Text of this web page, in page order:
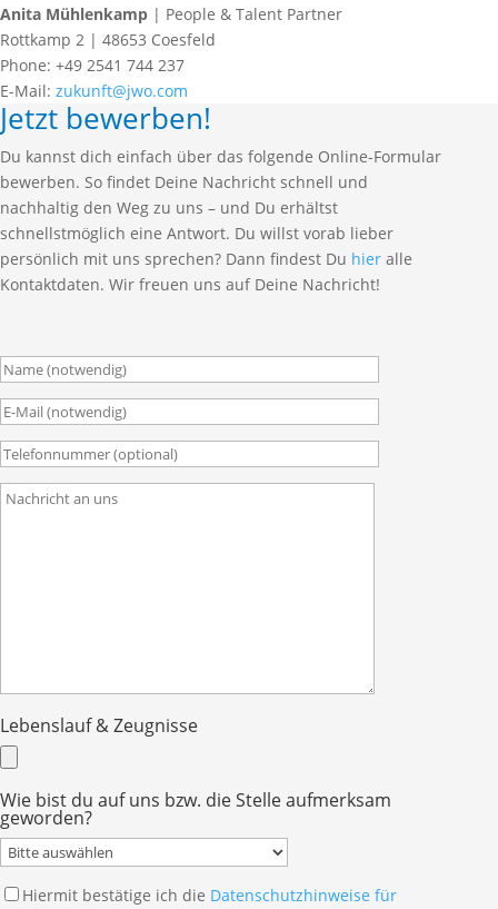
Anita Mühlenkamp | People & Talent Partner
Rottkamp 2 | 48653 Coesfeld
Phone: +49 2541 744 237
E-Mail: zukunft@jwo.com
Jetzt bewerben!
Du kannst dich einfach über das folgende Online-Formular
bewerben. So findet Deine Nachricht schnell und
nachhaltig den Weg zu uns – und Du erhältst
schnellstmöglich eine Antwort. Du willst vorab lieber
persönlich mit uns sprechen? Dann findest Du hier alle
Kontaktdaten. Wir freuen uns auf Deine Nachricht!
Lebenslauf & Zeugnisse
Wie bist du auf uns bzw. die Stelle aufmerksam
geworden?
Hiermit bestätige ich die Datenschutzhinweise für